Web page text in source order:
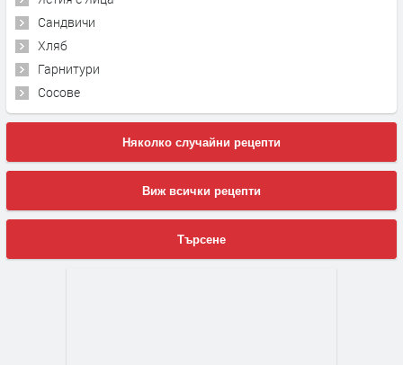
Сандвичи
Хляб
Гарнитури
Сосове
Няколко случайни рецепти
Виж всички рецепти
Търсене